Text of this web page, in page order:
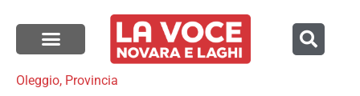
Oleggio, Provincia